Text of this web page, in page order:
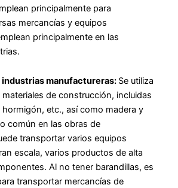
principalmente para
mercancías y equipos
principalmente en las
manufactureras: Se utiliza
de construcción, incluidas
hormigón, etc., así como madera y
común en las obras de
transportar varios equipos
escala, varios productos de alta
Al no tener barandillas, es
transportar mercancías de